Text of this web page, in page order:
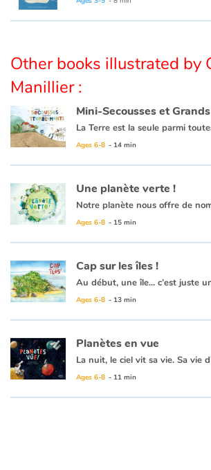
Other books illustrated by
Manillier :
Ages 6-8 - 14 min
Une planète verte !
Ages 6-8 - 15 min
Cap sur les îles !
Ages 6-8 - 13 min
Planètes en vue
Ages 6-8 - 11 min